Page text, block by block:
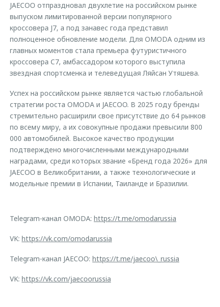
JAECOO отпраздновал двухлетие на российском рынке
выпуском лимитированной версии популярного
кроссовера J7, а под занавес года представил
полноценное обновление модели. Для OMODA одним из
главных моментов стала премьера футуристичного
кроссовера C7, амбассадором которого выступила
звездная спортсменка и телеведущая Ляйсан Утяшева.
Успех на российском рынке является частью глобальной
стратегии роста OMODA и JAECOO. В 2025 году бренды
стремительно расширили свое присутствие до 64 рынков
по всему миру, а их совокупные продажи превысили 800
000 автомобилей. Высокое качество продукции
подтверждено многочисленными международными
наградами, среди которых звание «Бренд года 2026» для
JAECOO в Великобритании, а также технологические и
модельные премии в Испании, Таиланде и Бразилии.
Telegram-канал OMODA: https://t.me/omodarussia
VK: https://vk.com/omodarussia
Telegram-канал JAECOO: https://t.me/jaecoo\_russia
VK: https://vk.com/jaecoorussia